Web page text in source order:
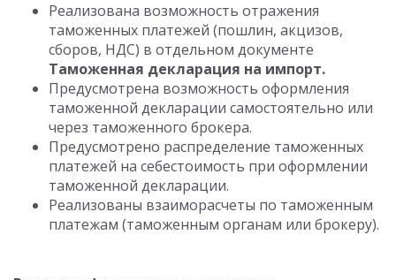
Реализована возможность отражения
таможенных платежей (пошлин, акцизов,
сборов, НДС) в отдельном документе
Таможенная декларация на импорт.
Предусмотрена возможность оформления
таможенной декларации самостоятельно или
через таможенного брокера.
Предусмотрено распределение таможенных
платежей на себестоимость при оформлении
таможенной декларации.
Реализованы взаиморасчеты по таможенным
платежам (таможенным органам или брокеру).